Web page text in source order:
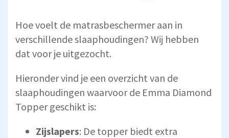
Hoe voelt de matrasbeschermer aan in
verschillende slaaphoudingen? Wij hebben
dat voor je uitgezocht.
Hieronder vind je een overzicht van de
slaaphoudingen waarvoor de Emma Diamond
Topper geschikt is:
Zijslapers: De topper biedt extra